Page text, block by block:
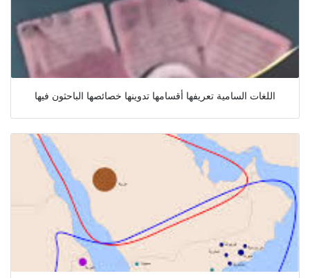
اللغات السامية تعريفها أقسامها تدوينها خصائصها الباحثون فيها